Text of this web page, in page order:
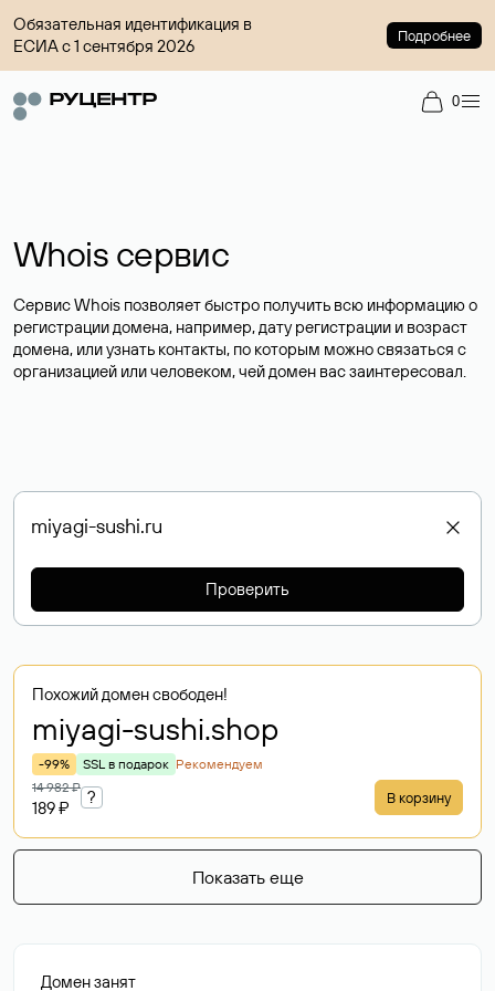
Обязательная идентификация в
ЕСИА с 1 сентября 2026
Подробнее
0
Whois сервис
Сервис Whois позволяет быстро получить всю информацию о
регистрации домена, например, дату регистрации и возраст
домена, или узнать контакты, по которым можно связаться с
организацией или человеком, чей домен вас заинтересовал.
Проверить
Похожий домен свободен!
miyagi-sushi.shop
-99% SSL в подарок Рекомендуем
14 982 ₽
189 ₽
? В корзину
Показать еще
Домен занят